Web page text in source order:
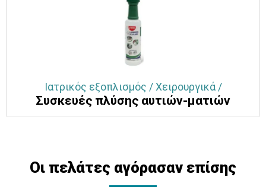
Ιατρικός εξοπλισμός / Χειρουργικά /
Συσκευές πλύσης αυτιών-ματιών
Οι πελάτες αγόρασαν επίσης